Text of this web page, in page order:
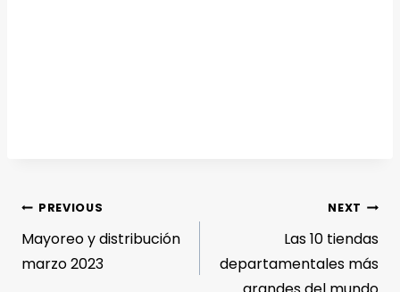
PREVIOUS
Mayoreo y distribución
marzo 2023
NEXT
Las 10 tiendas
departamentales más